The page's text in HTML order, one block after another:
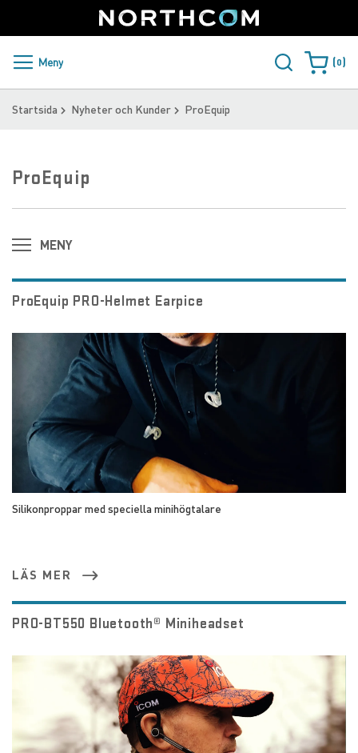
to
Content
Sweden
PRODUKTER OCH LÖSNINGAR
ÅTERFÖRSÄLJARE
LADDA NER
Meny Varukorgen
0
Startsida Nyheter och Kunder ProEquip
ProEquip
MENY
ProEquip PRO-Helmet Earpice
Silikonproppar med speciella minihögtalare
LÄS MER
PRO-BT550 Bluetooth® Miniheadset